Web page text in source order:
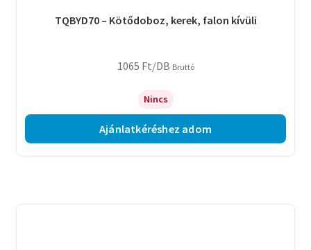
TQBYD70 – Kötődoboz, kerek, falon kívüli
1065 Ft/DB Bruttó
Nincs
Ajánlatkéréshez adom